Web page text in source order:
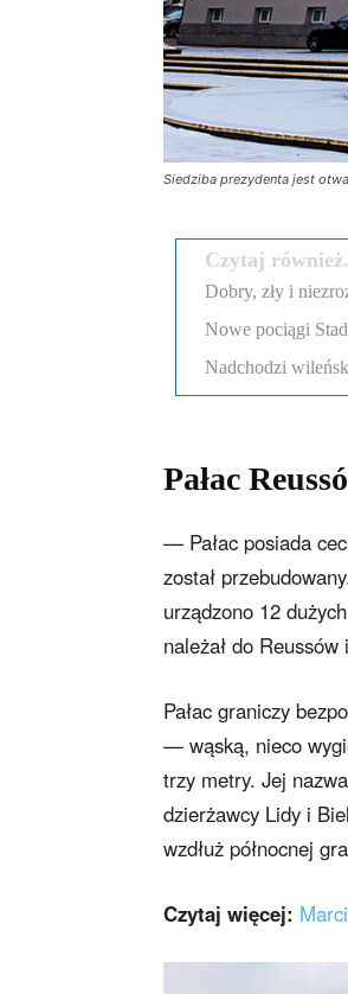
Siedziba prezydenta jest
Czytaj
Dobry, zły i
Nowe pociągi
Nadchodzi
Pałac
— Pałac posiada
został
urządzono 12
należał do
Pałac graniczy
— wąską, nieco
trzy metry. Jej
dzierżawcy Lidy i
wzdłuż północnej
Czytaj więcej: